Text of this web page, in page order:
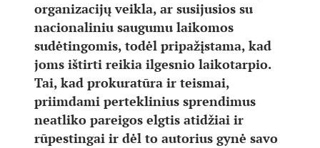
organizacijų veikla, ar susijusios su
nacionaliniu saugumu laikomos
sudėtingomis, todėl pripažįstama, kad
joms ištirti reikia ilgesnio laikotarpio.
Tai, kad prokuratūra ir teismai,
priimdami perteklinius sprendimus
neatliko pareigos elgtis atidžiai ir
rūpestingai ir dėl to autorius gynė savo